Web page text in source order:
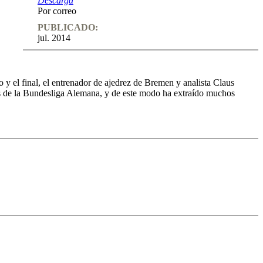
Por correo
PUBLICADO:
jul. 2014
el final, el entrenador de ajedrez de Bremen y analista Claus
la Bundesliga Alemana, y de este modo ha extraído muchos
y malos) pueden estudiarse primero y luego profundizar en ellos
(also on mistakes) and further explanations.
(initial position - final position).